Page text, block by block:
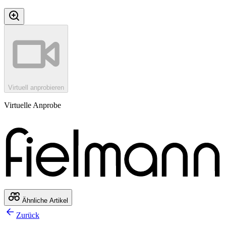
Virtuell anprobieren
Virtuelle Anprobe
Ähnliche Artikel
Zurück